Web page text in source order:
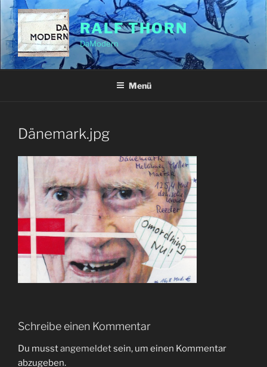
Zum
Inhalt
springen
RALF THORN
DaModern
Menü
Dänemark.jpg
Schreibe einen Kommentar
Du musstangemeldetsein, um einen Kommentar
abzugeben.